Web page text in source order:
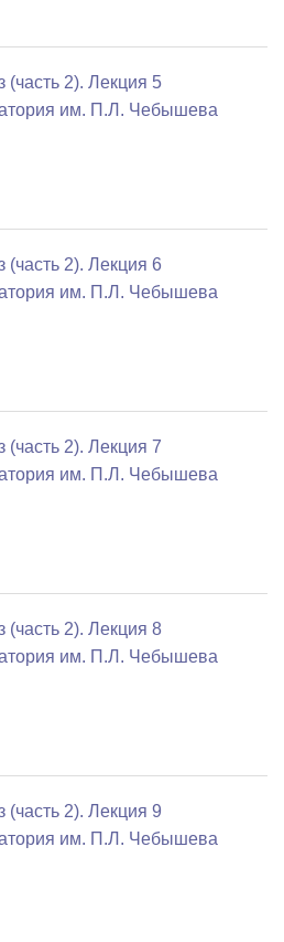
(часть 2). Лекция 5
им. П.Л. Чебышева
(часть 2). Лекция 6
им. П.Л. Чебышева
(часть 2). Лекция 7
им. П.Л. Чебышева
(часть 2). Лекция 8
им. П.Л. Чебышева
(часть 2). Лекция 9
им. П.Л. Чебышева